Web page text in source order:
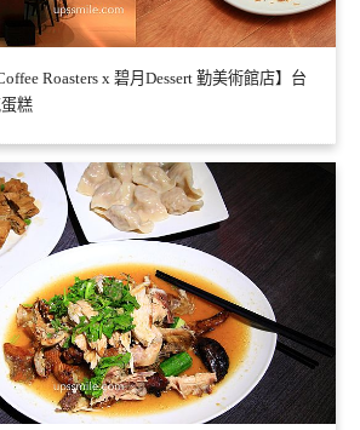
Roasters x 碧月Dessert 勤美術館店】台
糕